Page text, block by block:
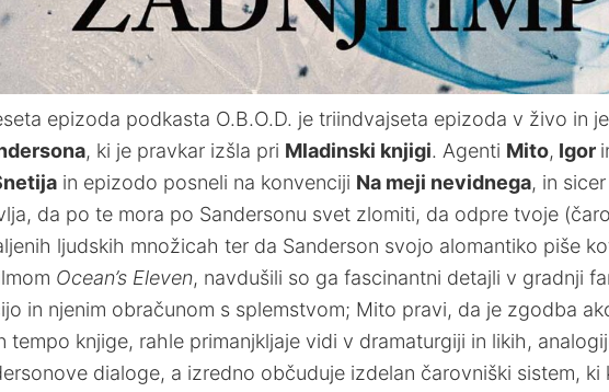
epizoda podkasta O.B.O.D. je triindvajseta epizoda v živo in
, ki je pravkar izšla pri Mladinski knjigi. Agenti Mito, Igor
in epizodo posneli na konvenciji Na meji nevidnega, in
da po te mora po Sandersonu svet zlomiti, da odpre tvoje
ljudskih množicah ter da Sanderson svojo alomantiko piše
Ocean’s Eleven, navdušili so ga fascinantni detajli v gradnji
in njenim obračunom s splemstvom; Mito pravi, da je zgodba
tempo knjige, rahle primanjkljaje vidi v dramaturgiji in likih,
dialoge, a izredno občuduje izdelan čarovniški sistem,